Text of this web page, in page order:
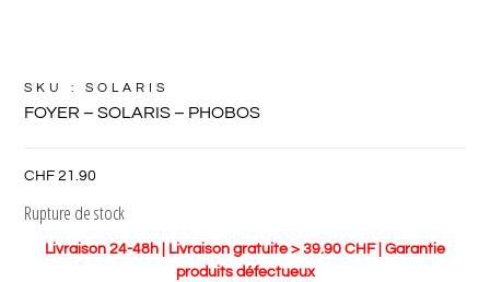
SKU : SOLARIS
FOYER – SOLARIS – PHOBOS
CHF 21.90
Rupture de stock
Livraison 24-48h | Livraison gratuite > 39.90 CHF | Garantie
produits défectueux